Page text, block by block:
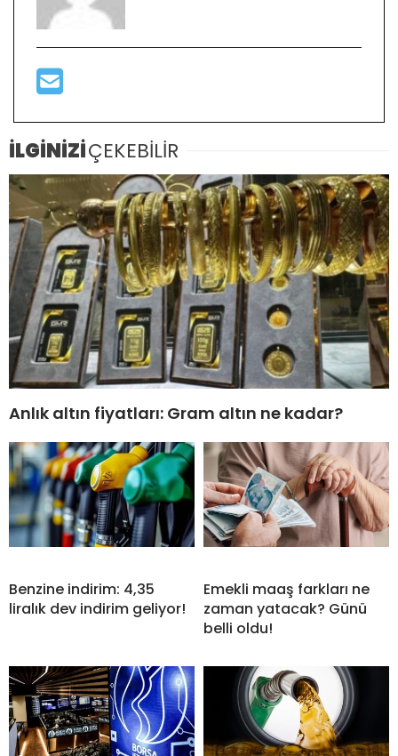
İLGİNİZİÇEKEBİLİR
Anlık altın fiyatları: Gram altın ne kadar?
Benzine indirim: 4,35
liralık dev indirim geliyor!
Emekli maaş farkları ne
zaman yatacak? Günü
belli oldu!